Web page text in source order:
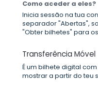
Como aceder a eles?
Inicia sessão na tua
separador "Abertas",
"Obter bilhetes" para
Transferência Móvel
É um bilhete digital
mostrar a partir do teu